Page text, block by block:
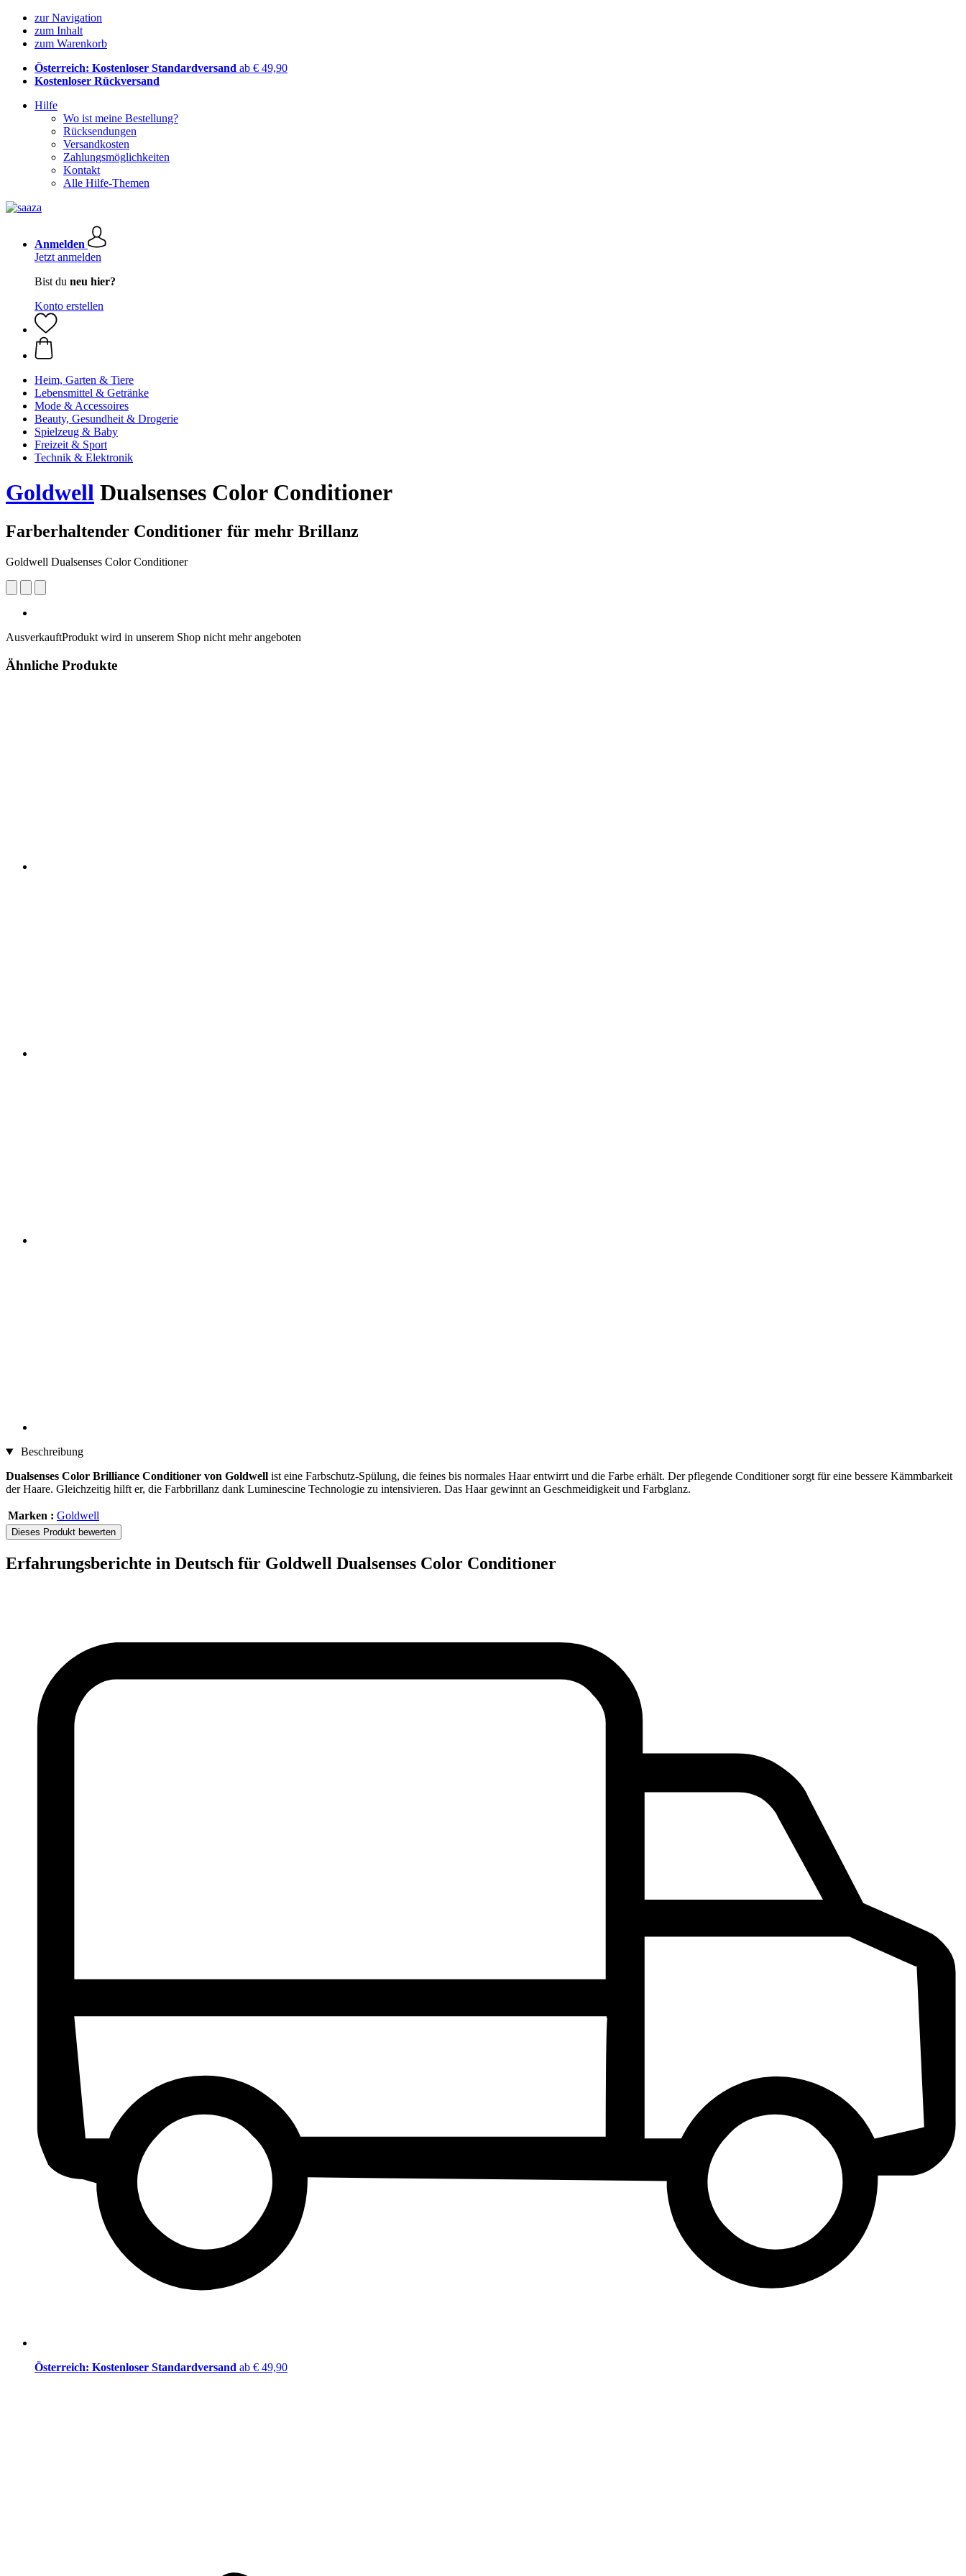
zur Navigation
zum Inhalt
zum Warenkorb
Österreich: Kostenloser Standardversand ab € 49,90
Kostenloser Rückversand
Hilfe
Wo ist meine Bestellung?
Rücksendungen
Versandkosten
Zahlungsmöglichkeiten
Kontakt
Alle Hilfe-Themen
Anmelden
Jetzt anmelden
Bist du neu hier?
Konto erstellen
Heim, Garten & Tiere
Lebensmittel & Getränke
Mode & Accessoires
Beauty, Gesundheit & Drogerie
Spielzeug & Baby
Freizeit & Sport
Technik & Elektronik
Goldwell Dualsenses Color Conditioner
Farberhaltender Conditioner für mehr Brillanz
Goldwell Dualsenses Color Conditioner
AusverkauftProdukt wird in unserem Shop nicht mehr angeboten
Ähnliche Produkte
Beschreibung
Dualsenses Color Brilliance Conditioner von Goldwell ist eine Farbschutz-Spülung, die feines bis normales Haar entwirrt und die Farbe erhält. Der pflegende Conditioner sorgt für eine bessere Kämmbarkeit
der Haare. Gleichzeitig hilft er, die Farbbrillanz dank Luminescine Technologie zu intensivieren. Das Haar gewinnt an Geschmeidigkeit und Farbglanz.
Marken : Goldwell
Dieses Produkt bewerten
Erfahrungsberichte in Deutsch für Goldwell Dualsenses Color Conditioner
Österreich: Kostenloser Standardversand ab € 49,90